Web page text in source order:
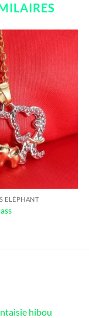
ELÉPHANT
hibou